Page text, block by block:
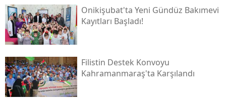
Onikişubat'ta Yeni Gündüz Bakımevi
Kayıtları Başladı!
Filistin Destek Konvoyu
Kahramanmaraş'ta Karşılandı